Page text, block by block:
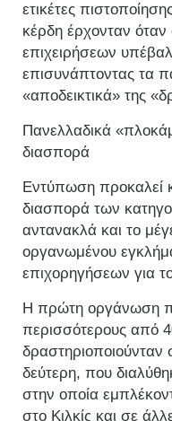
ετικέτες
κέρδη έρχονταν
επιχειρήσεων
επισυνάπτοντας τα
«αποδεικτικά» της
Πανελλαδικά
διασπορά
Εντύπωση προκαλεί
διασπορά των
αντανακλά και το
οργανωμένου
επιχορηγήσεων για
Η πρώτη οργάνωση
περισσότερους από
δεύτερη, που
στην οποία
στο Κιλκίς και σε